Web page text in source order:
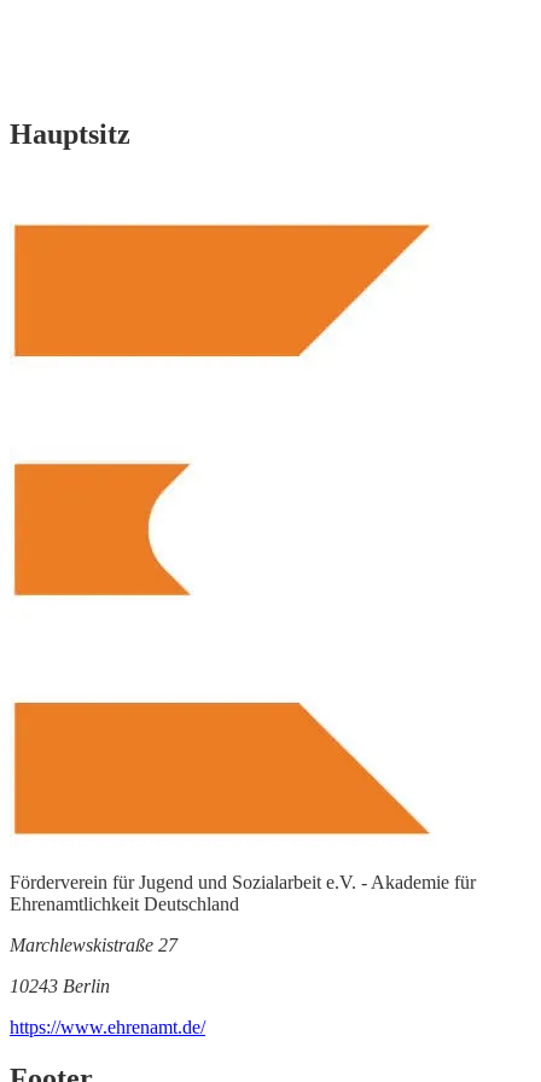
Hauptsitz
Förderverein für Jugend und Sozialarbeit e.V. - Akademie für
Ehrenamtlichkeit Deutschland
Marchlewskistraße 27
10243 Berlin
https://www.ehrenamt.de/